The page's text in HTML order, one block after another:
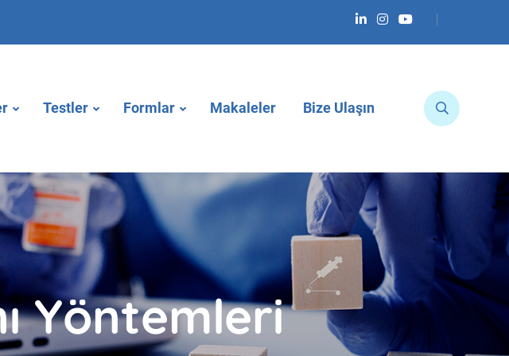
Testler Formlar Makaleler Bize Ulaşın
Yöntemleri